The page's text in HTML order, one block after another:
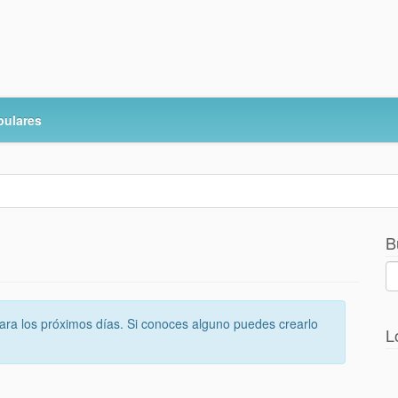
los próximos días. Si conoces alguno puedes crearlo